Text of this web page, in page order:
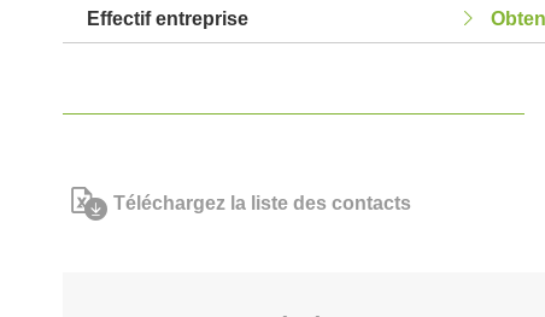
Effectif entreprise
Téléchargez la liste des contacts